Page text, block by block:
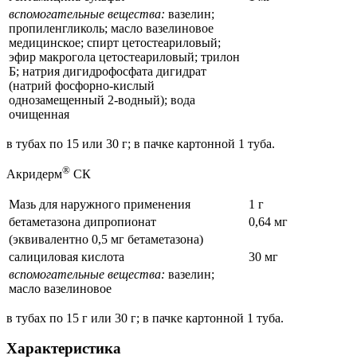
вспомогательные вещества: вазелин;
пропиленгликоль; масло вазелиновое
медицинское; спирт цетостеариловый;
эфир макрогола цетостеариловый; трилон
Б; натрия дигидрофосфата дигидрат
(натрий фосфорно-кислый
однозамещенный 2-водный); вода
очищенная
в тубах по 15 или 30 г; в пачке картонной 1 туба.
Акридерм® СК
Мазь для наружного применения
1 г
бетаметазона дипропионат
0,64 мг
(эквивалентно 0,5 мг бетаметазона)
салициловая кислота
30 мг
вспомогательные вещества: вазелин;
масло вазелиновое
в тубах по 15 г или 30 г; в пачке картонной 1 туба.
Характеристика